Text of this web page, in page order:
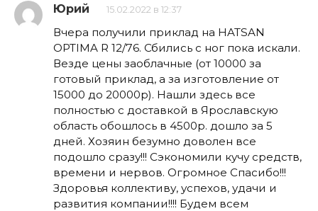
Юрий 15.02.2022 в 12:37
Вчера получили приклад на HATSAN
OPTIMA R 12/76. Сбились с ног пока искали.
Везде цены заоблачные (от 10000 за
готовый приклад, а за изготовление от
15000 до 20000р). Нашли здесь все
полностью с доставкой в Ярославскую
область обошлось в 4500р. дошло за 5
дней. Хозяин безумно доволен все
подошло сразу!!! Сэкономили кучу средств,
времени и нервов. Огромное Спасибо!!!
Здоровья коллективу, успехов, удачи и
развития компании!!!! Будем всем